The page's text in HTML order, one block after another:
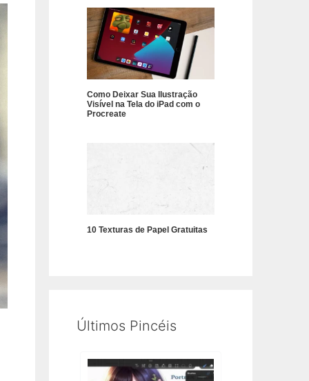
Como Deixar Sua Ilustração
Visível na Tela do iPad com o
Procreate
10 Texturas de Papel Gratuitas
Últimos Pincéis